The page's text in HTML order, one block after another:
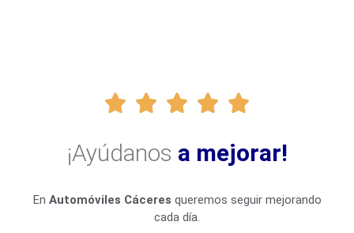
¡Ayúdanos a mejorar!
En Automóviles Cáceres queremos seguir mejorando
cada día.